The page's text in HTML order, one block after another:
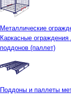
Металлические
Каркасные
поддонов (паллет)
Поддоны и паллеты